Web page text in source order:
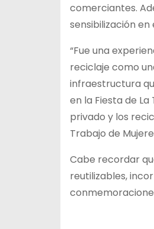
comerciantes.
sensibilización
“Fue una
reciclaje como
infraestructura
en la Fiesta de
privado y los
Trabajo de
Cabe recordar
reutilizables,